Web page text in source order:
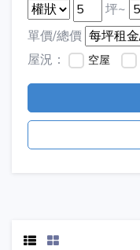
坪~
單價/總價
屋況：
空屋